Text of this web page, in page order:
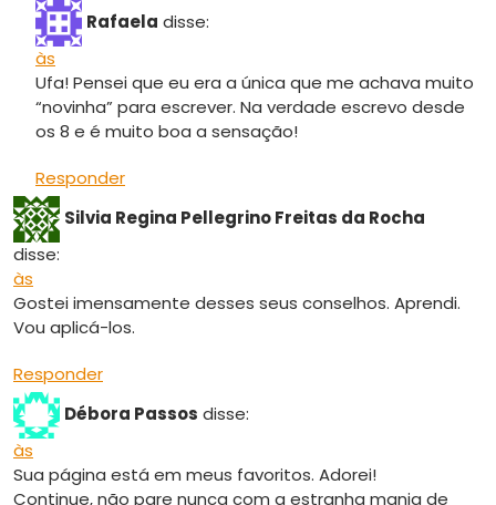
Rafaela disse:
às
Ufa! Pensei que eu era a única que me achava muito
“novinha” para escrever. Na verdade escrevo desde
os 8 e é muito boa a sensação!
Responder
Silvia Regina Pellegrino Freitas da Rocha
disse:
às
Gostei imensamente desses seus conselhos. Aprendi.
Vou aplicá-los.
Responder
Débora Passos disse:
às
Sua página está em meus favoritos. Adorei!
Continue, não pare nunca com a estranha mania de